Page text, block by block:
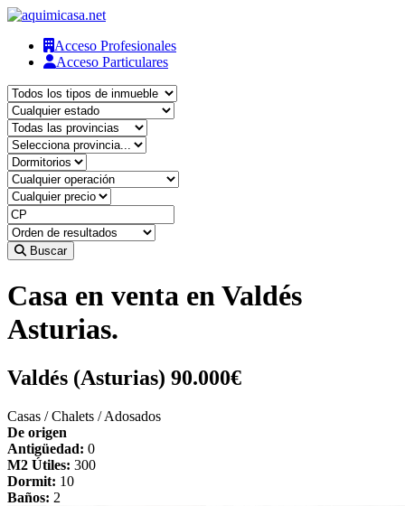
Acceso Profesionales
Acceso Particulares
Buscar
Casa en venta en Valdés
Asturias.
Valdés (Asturias) 90.000€
Casas / Chalets / Adosados
De origen
Antigüedad: 0
M2 Útiles: 300
Dormit: 10
Baños: 2